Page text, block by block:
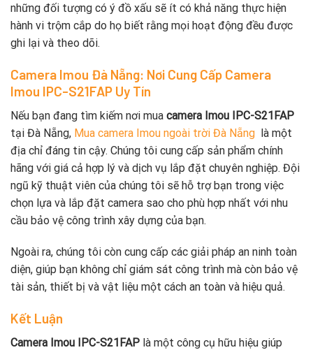
những đối tượng có ý đồ xấu sẽ ít có khả năng thực hiện
hành vi trộm cắp do họ biết rằng mọi hoạt động đều được
ghi lại và theo dõi.
Camera Imou Đà Nẵng: Nơi Cung Cấp Camera
Imou IPC-S21FAP Uy Tín
Nếu bạn đang tìm kiếm nơi mua camera Imou IPC-S21FAP
tại Đà Nẵng, Mua camera Imou ngoài trời Đà Nẵng là một
địa chỉ đáng tin cậy. Chúng tôi cung cấp sản phẩm chính
hãng với giá cả hợp lý và dịch vụ lắp đặt chuyên nghiệp. Đội
ngũ kỹ thuật viên của chúng tôi sẽ hỗ trợ bạn trong việc
chọn lựa và lắp đặt camera sao cho phù hợp nhất với nhu
cầu bảo vệ công trình xây dựng của bạn.
Ngoài ra, chúng tôi còn cung cấp các giải pháp an ninh toàn
diện, giúp bạn không chỉ giám sát công trình mà còn bảo vệ
tài sản, thiết bị và vật liệu một cách an toàn và hiệu quả.
Kết Luận
Camera Imou IPC-S21FAP là một công cụ hữu hiệu giúp